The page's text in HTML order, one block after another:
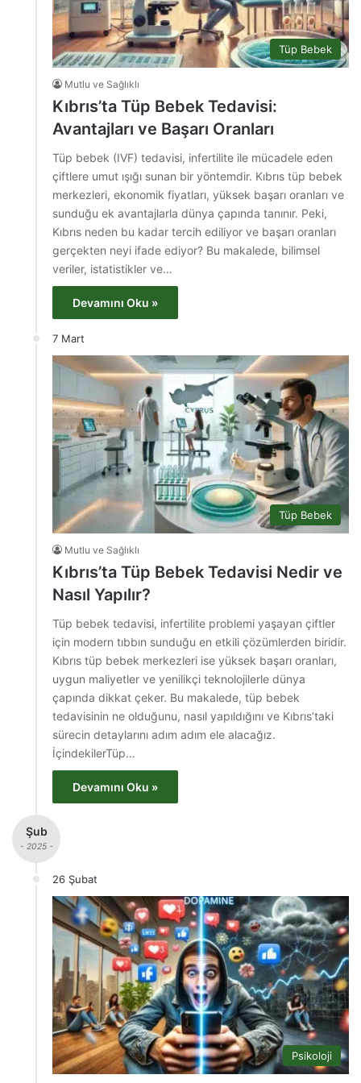
Tüp Bebek
Mutlu ve Sağlıklı
Kıbrıs’ta Tüp Bebek Tedavisi:
Avantajları ve Başarı Oranları
Tüp bebek (IVF) tedavisi, infertilite ile mücadele eden
çiftlere umut ışığı sunan bir yöntemdir. Kıbrıs tüp bebek
merkezleri, ekonomik fiyatları, yüksek başarı oranları ve
sunduğu ek avantajlarla dünya çapında tanınır. Peki,
Kıbrıs neden bu kadar tercih ediliyor ve başarı oranları
gerçekten neyi ifade ediyor? Bu makalede, bilimsel
veriler, istatistikler ve…
Devamını Oku »
7 Mart
Tüp Bebek
Mutlu ve Sağlıklı
Kıbrıs’ta Tüp Bebek Tedavisi Nedir ve
Nasıl Yapılır?
Tüp bebek tedavisi, infertilite problemi yaşayan çiftler
için modern tıbbın sunduğu en etkili çözümlerden biridir.
Kıbrıs tüp bebek merkezleri ise yüksek başarı oranları,
uygun maliyetler ve yenilikçi teknolojilerle dünya
çapında dikkat çeker. Bu makalede, tüp bebek
tedavisinin ne olduğunu, nasıl yapıldığını ve Kıbrıs’taki
sürecin detaylarını adım adım ele alacağız.
İçindekilerTüp…
Devamını Oku »
Şub
- 2025 -
26 Şubat
Psikoloji